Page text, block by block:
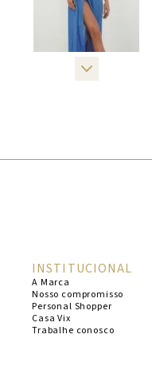
INSTITUCIONAL
A Marca
Nosso compromisso
Personal Shopper
Casa Vix
Trabalhe conosco